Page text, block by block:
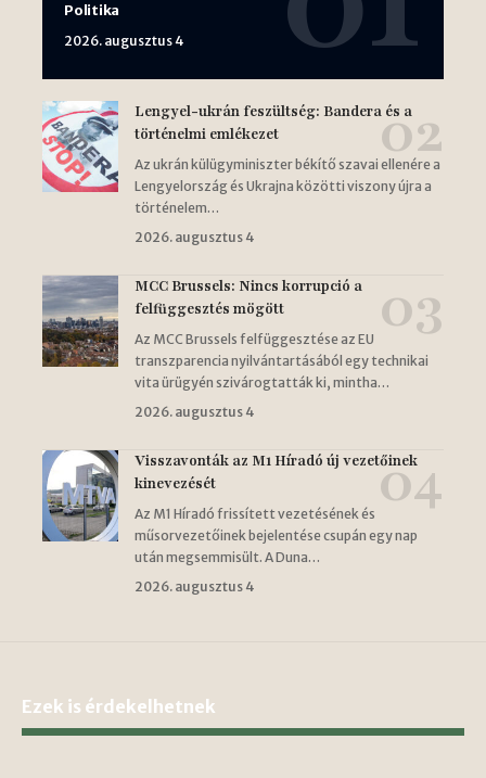
Politika
2026. augusztus 4
Lengyel-ukrán feszültség: Bandera és a
történelmi emlékezet
Az ukrán külügyminiszter békítő szavai ellenére a
Lengyelország és Ukrajna közötti viszony újra a
történelem…
2026. augusztus 4
MCC Brussels: Nincs korrupció a
felfüggesztés mögött
Az MCC Brussels felfüggesztése az EU
transzparencia nyilvántartásából egy technikai
vita ürügyén szivárogtatták ki, mintha…
2026. augusztus 4
Visszavonták az M1 Híradó új vezetőinek
kinevezését
Az M1 Híradó frissített vezetésének és
műsorvezetőinek bejelentése csupán egy nap
után megsemmisült. A Duna…
2026. augusztus 4
Ezek is érdekelhetnek